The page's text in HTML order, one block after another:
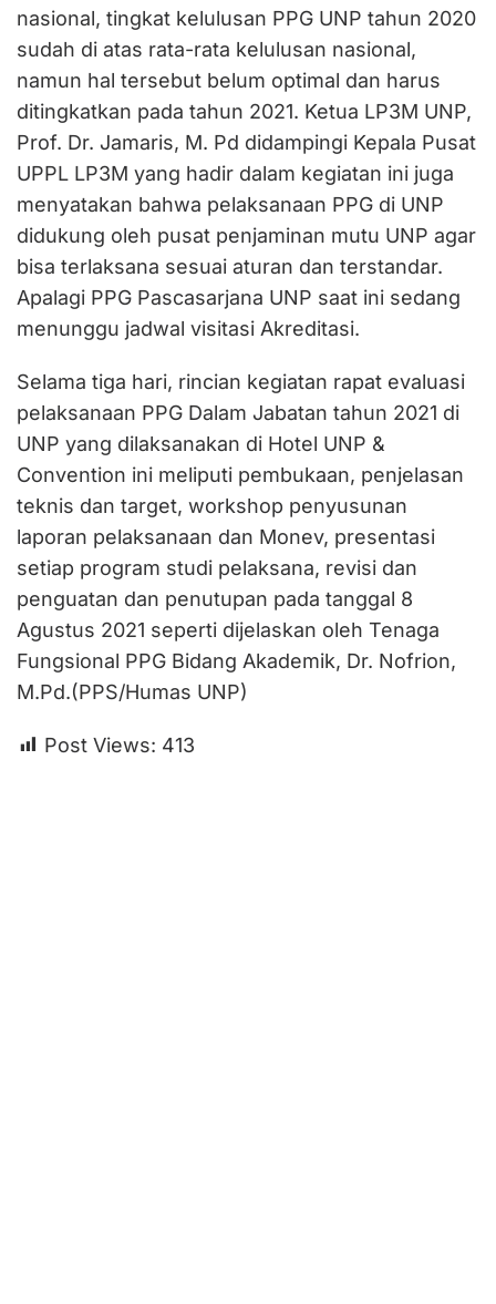
nasional, tingkat kelulusan PPG UNP tahun 2020
sudah di atas rata-rata kelulusan nasional,
namun hal tersebut belum optimal dan harus
ditingkatkan pada tahun 2021. Ketua LP3M UNP,
Prof. Dr. Jamaris, M. Pd didampingi Kepala Pusat
UPPL LP3M yang hadir dalam kegiatan ini juga
menyatakan bahwa pelaksanaan PPG di UNP
didukung oleh pusat penjaminan mutu UNP agar
bisa terlaksana sesuai aturan dan terstandar.
Apalagi PPG Pascasarjana UNP saat ini sedang
menunggu jadwal visitasi Akreditasi.
Selama tiga hari, rincian kegiatan rapat evaluasi
pelaksanaan PPG Dalam Jabatan tahun 2021 di
UNP yang dilaksanakan di Hotel UNP &
Convention ini meliputi pembukaan, penjelasan
teknis dan target, workshop penyusunan
laporan pelaksanaan dan Monev, presentasi
setiap program studi pelaksana, revisi dan
penguatan dan penutupan pada tanggal 8
Agustus 2021 seperti dijelaskan oleh Tenaga
Fungsional PPG Bidang Akademik, Dr. Nofrion,
M.Pd.(PPS/Humas UNP)
Post Views: 413